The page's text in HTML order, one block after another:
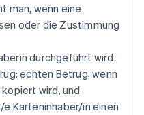
man, wenn eine
oder die Zustimmung
durchgeführt wird.
echten Betrug, wenn
wird, und
e Karteninhaber/in einen